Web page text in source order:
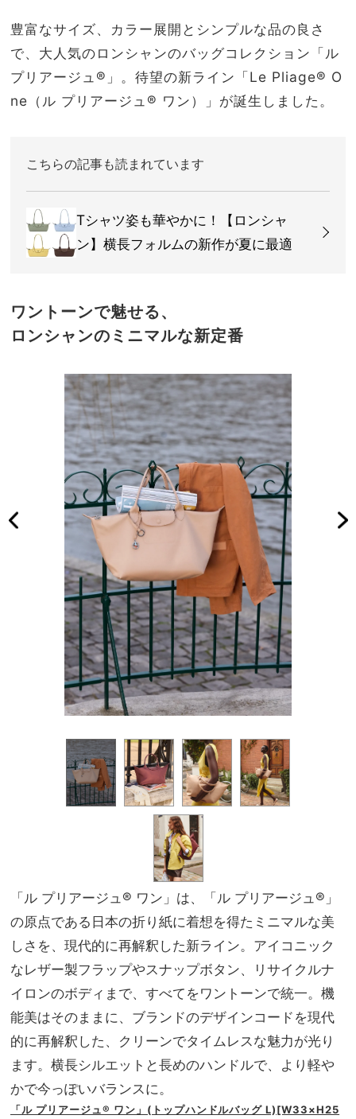
豊富なサイズ、カラー展開とシンプルな品の良さ
で、大人気のロンシャンのバッグコレクション「ル
プリアージュ®」。待望の新ライン「Le Pliage® O
ne（ル プリアージュ® ワン）」が誕生しました。
こちらの記事も読まれています
Tシャツ姿も華やかに！【ロンシャ
ン】横長フォルムの新作が夏に最適
ワントーンで魅せる、
ロンシャンのミニマルな新定番
「ル プリアージュ® ワン」は、「ル プリアージュ®」
の原点である日本の折り紙に着想を得たミニマルな美
しさを、現代的に再解釈した新ライン。アイコニック
なレザー製フラップやスナップボタン、リサイクルナ
イロンのボディまで、すべてをワントーンで統一。機
能美はそのままに、ブランドのデザインコードを現代
的に再解釈した、クリーンでタイムレスな魅力が光り
ます。横長シルエットと長めのハンドルで、より軽や
かで今っぽいバランスに。
「ル プリアージュ® ワン」(トップハンドルバッグ L)[W33×H25